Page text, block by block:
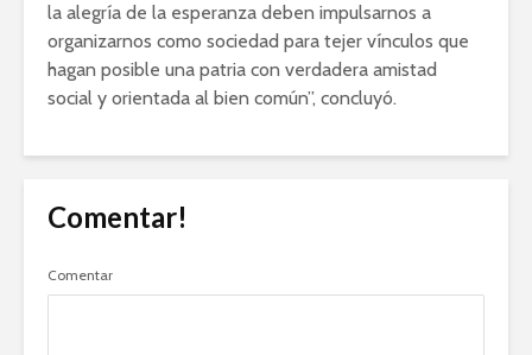
la alegría de la esperanza deben impulsarnos a
organizarnos como sociedad para tejer vínculos que
hagan posible una patria con verdadera amistad
social y orientada al bien común”, concluyó.
Comentar!
Comentar